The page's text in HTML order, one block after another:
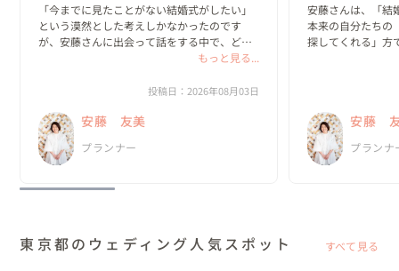
「今までに見たことがない結婚式がしたい」
という漠然とした考えしかなかったのです
が、安藤さんに出会って話をする中で、どん
な一日にしたいのか？がどんどん具体的にな
ったことを、安藤さんは「何として...
もっと見る...
投稿日：2026年08月03日
安藤 友美
プランナー
安藤さんは、「結
本来の自分たちの
探してくれる」方
新郎・新婦に招待
の、ほと...
安藤
プランナ
東京都のウェディング人気スポット すべて見る